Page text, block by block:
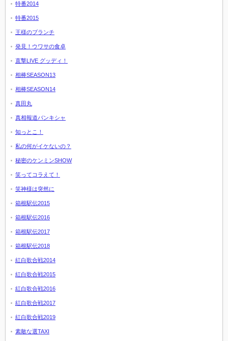
特番2014
特番2015
王様のブランチ
発見！ウワサの食卓
直撃LIVE グッディ！
相棒SEASON13
相棒SEASON14
真田丸
真相報道バンキシャ
知っとこ！
私の何がイケないの？
秘密のケンミンSHOW
笑ってコラえて！
笑神様は突然に
箱根駅伝2015
箱根駅伝2016
箱根駅伝2017
箱根駅伝2018
紅白歌合戦2014
紅白歌合戦2015
紅白歌合戦2016
紅白歌合戦2017
紅白歌合戦2019
素敵な選TAXI